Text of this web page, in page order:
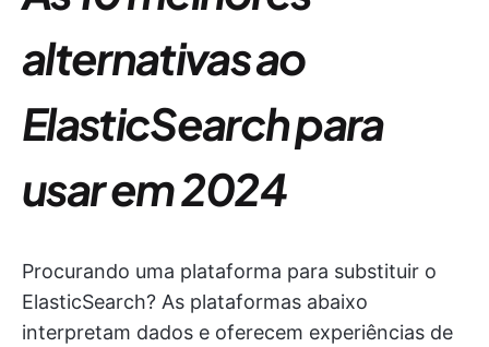
alternativas ao
ElasticSearch para
usar em 2024
Procurando uma plataforma para substituir o
ElasticSearch? As plataformas abaixo
interpretam dados e oferecem experiências de